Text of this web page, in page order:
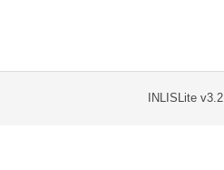
INLISLite v3.2